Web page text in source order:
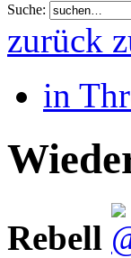
Suche:
zurück
in
Rebell